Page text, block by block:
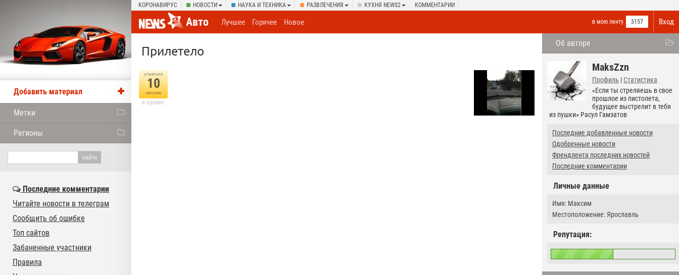
КОРОНАВИРУС НОВОСТИ НАУКА И ТЕХНИКА РАЗВЛЕЧЕНИЯ КУХНЯ NEWS2 КОММЕНТАРИИ
Вход
Авто в мою ленту 3157
Лучшее Горячее Новое
Об авторе
MaksZzn
Профиль | Статистика
«Если ты стреляешь в свое
прошлое из пистолета,
будущее выстрелит в тебя
из пушки» Расул Гамзатов
Последние добавленные новости
Одобренные новости
Френдлента последних новостей
Последние комментарии
Личные данные
Имя: Максим
Местоположение: Ярославль
Репутация:
Прилетело
отметили
10
человек
в архиве
Добавить материал
Метки
Регионы
Последние комментарии
Читайте новости в телеграм
Сообщить об ошибке
Топ сайтов
Забаненные участники
Правила